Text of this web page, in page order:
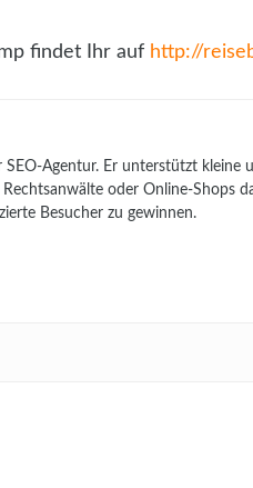
findet Ihr auf http://
SEO-Agentur. Er unterstützt kleine
oder Online-Shops
Besucher zu gewinnen.